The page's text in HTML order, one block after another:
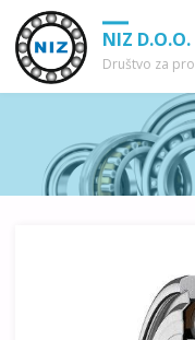
NIZ D.O.O.
Društvo za